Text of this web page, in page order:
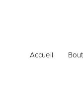
Accueil